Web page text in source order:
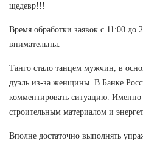
щедевр!!!
Время обработки заявок с 11:00 до
внимательны.
Танго стало танцем мужчин, в
дуэль из-за женщины. В Банке
комментировать ситуацию. Именно
строительным материалом и
Вполне достаточно выполнять